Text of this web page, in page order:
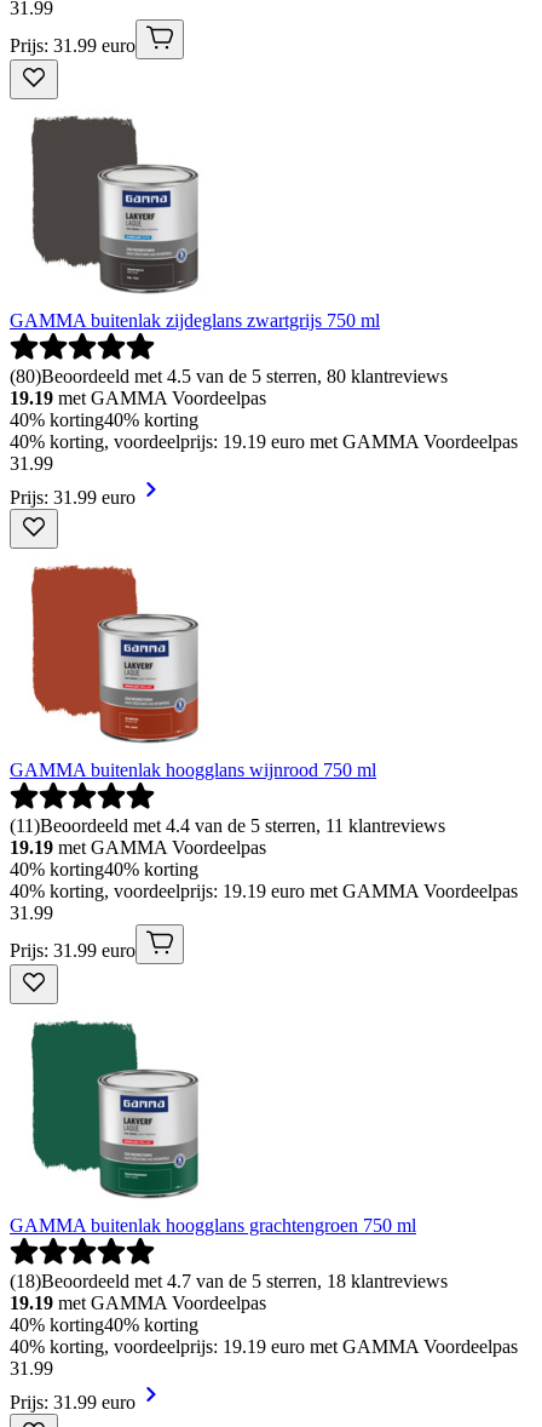
31.99
Prijs: 31.99 euro
GAMMA buitenlak zijdeglans zwartgrijs 750 ml
(80)Beoordeeld met 4.5 van de 5 sterren, 80 klantreviews
19.19 met GAMMA Voordeelpas
40% korting40% korting
40% korting, voordeelprijs: 19.19 euro met GAMMA Voordeelpas
31.99
Prijs: 31.99 euro
GAMMA buitenlak hoogglans wijnrood 750 ml
(11)Beoordeeld met 4.4 van de 5 sterren, 11 klantreviews
19.19 met GAMMA Voordeelpas
40% korting40% korting
40% korting, voordeelprijs: 19.19 euro met GAMMA Voordeelpas
31.99
Prijs: 31.99 euro
GAMMA buitenlak hoogglans grachtengroen 750 ml
(18)Beoordeeld met 4.7 van de 5 sterren, 18 klantreviews
19.19 met GAMMA Voordeelpas
40% korting40% korting
40% korting, voordeelprijs: 19.19 euro met GAMMA Voordeelpas
31.99
Prijs: 31.99 euro